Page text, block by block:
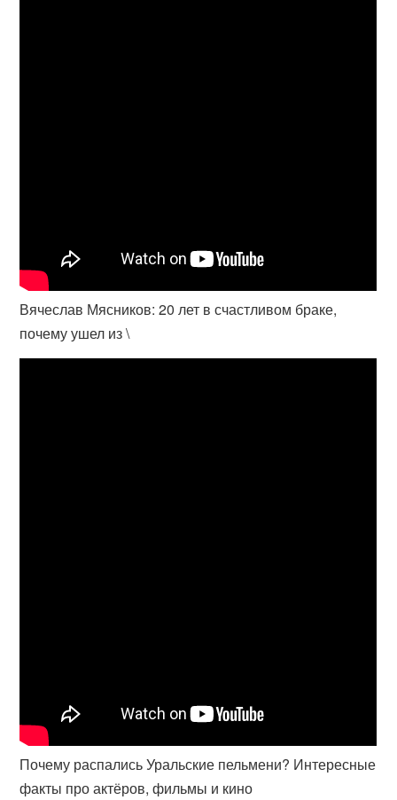
Вячеслав Мясников: 20 лет в счастливом браке,
почему ушел из \
Почему распались Уральские пельмени? Интересные
факты про актёров, фильмы и кино